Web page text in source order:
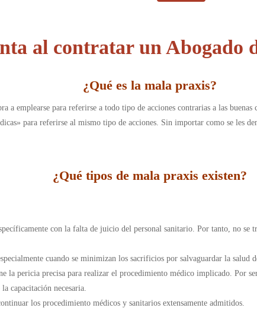
al contratar un Abogado
¿Qué es la mala praxis?
a emplearse para referirse a todo tipo de acciones contrarias a las buenas
para referirse al mismo tipo de acciones. Sin importar como se les
¿Qué tipos de mala praxis existen?
con la falta de juicio del personal sanitario. Por tanto, no se
cuando se minimizan los sacrificios por salvaguardar la salud
la pericia precisa para realizar el procedimiento médico implicado. Por
capacitación necesaria.
los procedimiento médicos y sanitarios extensamente admitidos.